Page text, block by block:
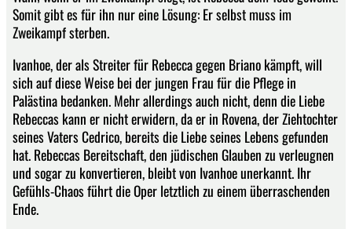
Somit gibt es für ihn nur eine Lösung: Er selbst muss im
Zweikampf sterben.
Ivanhoe, der als Streiter für Rebecca gegen Briano kämpft, will
sich auf diese Weise bei der jungen Frau für die Pflege in
Palästina bedanken. Mehr allerdings auch nicht, denn die Liebe
Rebeccas kann er nicht erwidern, da er in Rovena, der Ziehtochter
seines Vaters Cedrico, bereits die Liebe seines Lebens gefunden
hat. Rebeccas Bereitschaft, den jüdischen Glauben zu verleugnen
und sogar zu konvertieren, bleibt von Ivanhoe unerkannt. Ihr
Gefühls-Chaos führt die Oper letztlich zu einem überraschenden
Ende.